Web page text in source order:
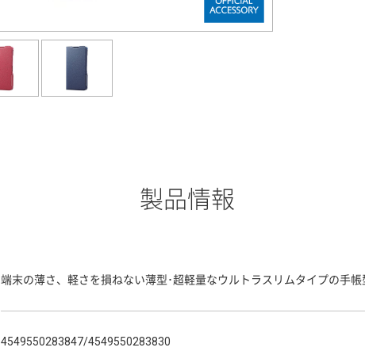
製品情報
端末の薄さ、軽さを損ねない薄型･超軽量なウルトラスリムタイプの手帳
4549550283847/4549550283830